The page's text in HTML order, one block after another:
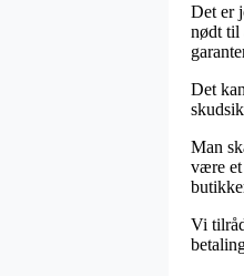
Det er
nødt til
Det
Man
være et
Vi